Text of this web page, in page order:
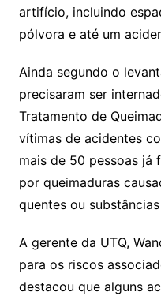
artifício, incluindo
pólvora e até um
Ainda segundo o
precisaram ser
Tratamento de
vítimas de acidentes
mais de 50 pessoas já
por queimaduras
quentes ou
A gerente da UTQ,
para os riscos
destacou que alguns